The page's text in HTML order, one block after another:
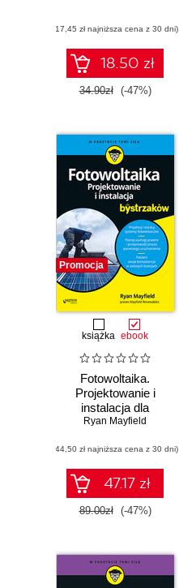
(17,45 zł najniższa cena z 30 dni)
18.50 zł
34.90zł (-47%)
Promocja
książka ebook
Fotowoltaika.
Projektowanie i
instalacja dla
bystrzaków
Ryan Mayfield
(44,50 zł najniższa cena z 30 dni)
47.17 zł
89.00zł (-47%)